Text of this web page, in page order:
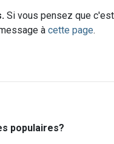
Si vous pensez que
à cette page.
populaires?